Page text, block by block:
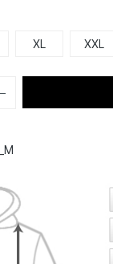
XL XXL